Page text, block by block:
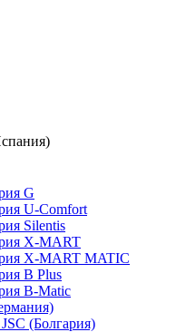
G
U-Comfort
Silentis
X-MART
X-MART MATIC
B Plus
B-Matic
(Болгария)